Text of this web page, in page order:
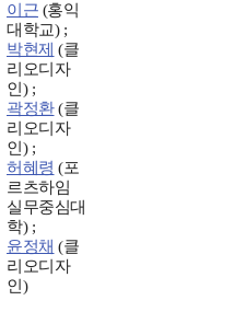
이근 (홍익
대학교) ;
박현제 (클
리오디자
인) ;
곽정환(클
리오디자
인) ;
허혜령 (포
르츠하임
실무중심대
학) ;
윤정채 (클
리오디자
인)